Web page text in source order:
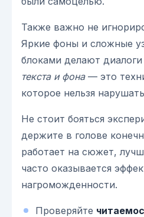
Также важно не
Яркие фоны и сложные
блоками делают
текста и фона— это
которое нельзя
Не стоит бояться
держите в голове
работает на сюжет,
часто оказывается
нагроможденности.
Проверяйте